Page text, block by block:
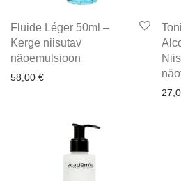
Fluide Léger 50ml –
Kerge niisutav
näoemulsioon
58,00 €